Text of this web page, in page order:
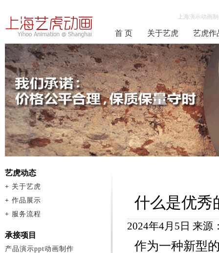
上海演示动画
首 页 关于艺虎 艺虎作
什么是优秀
2024年4月5日 来源
作为一种新型
艺虎动态
+ 关于艺虎
+ 作品展示
+ 服务流程
承接项目
产品演示ppt动画制作